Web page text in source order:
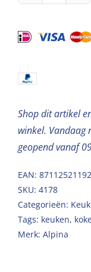
aantal
Shop dit artikel
winkel. Vandaag
geopend vanaf
EAN:
SKU: 4178
Categorieën:
Tags: keuken,
Merk: Alpina